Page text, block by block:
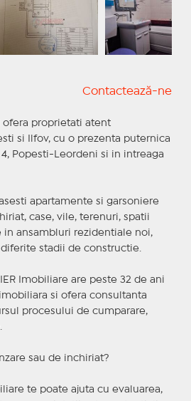
Contactează-ne
ofera proprietati atent
si Ilfov, cu o prezenta puternica
Popesti-Leordeni si in intreaga
apartamente si garsoniere
case, vile, terenuri, spatii
ansambluri rezidentiale noi,
stadii de constructie.
Imobiliare are peste 32 de ani
si ofera consultanta
procesului de cumparare,
sau de inchiriat?
te poate ajuta cu evaluarea,